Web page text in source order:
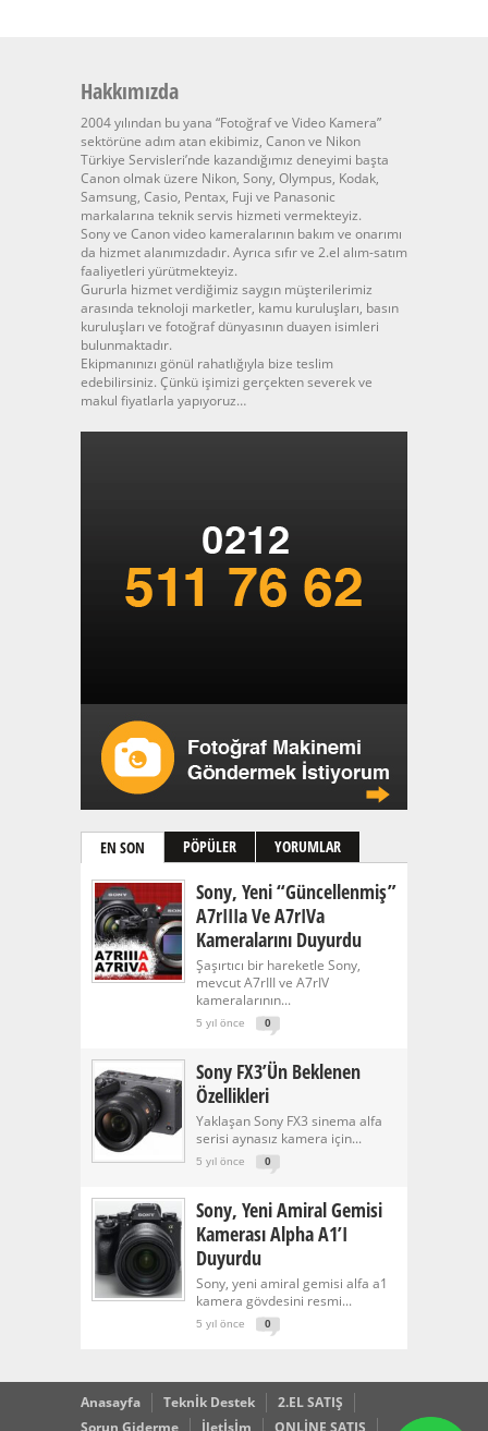
Hakkımızda
2004 yılından bu yana “Fotoğraf ve Video Kamera”
sektörüne adım atan ekibimiz, Canon ve Nikon
Türkiye Servisleri’nde kazandığımız deneyimi başta
Canon olmak üzere Nikon, Sony, Olympus, Kodak,
Samsung, Casio, Pentax, Fuji ve Panasonic
markalarına teknik servis hizmeti vermekteyiz.
Sony ve Canon video kameralarının bakım ve onarımı
da hizmet alanımızdadır. Ayrıca sıfır ve 2.el alım-satım
faaliyetleri yürütmekteyiz.
Gururla hizmet verdiğimiz saygın müşterilerimiz
arasında teknoloji marketler, kamu kuruluşları, basın
kuruluşları ve fotoğraf dünyasının duayen isimleri
bulunmaktadır.
Ekipmanınızı gönül rahatlığıyla bize teslim
edebilirsiniz. Çünkü işimizi gerçekten severek ve
makul fiyatlarla yapıyoruz…
EN SON PÖPÜLER YORUMLAR
Sony, Yeni “güncellenmiş”
A7rIIIa Ve A7rIVa
Kameralarını Duyurdu
Şaşırtıcı bir hareketle Sony,
mevcut A7rIII ve A7rIV
kameralarının...
5 yıl önce 0
Sony FX3’ün Beklenen
Özellikleri
Yaklaşan Sony FX3 sinema alfa
serisi aynasız kamera için...
5 yıl önce 0
Sony, Yeni Amiral Gemisi
Kamerası Alpha A1’i
Duyurdu
Sony, yeni amiral gemisi alfa a1
kamera gövdesini resmi...
5 yıl önce 0
Anasayfa Teknİk Destek
2.EL SATIŞ
Sorun Giderme
İletİsİm ONLİNE SATIŞ